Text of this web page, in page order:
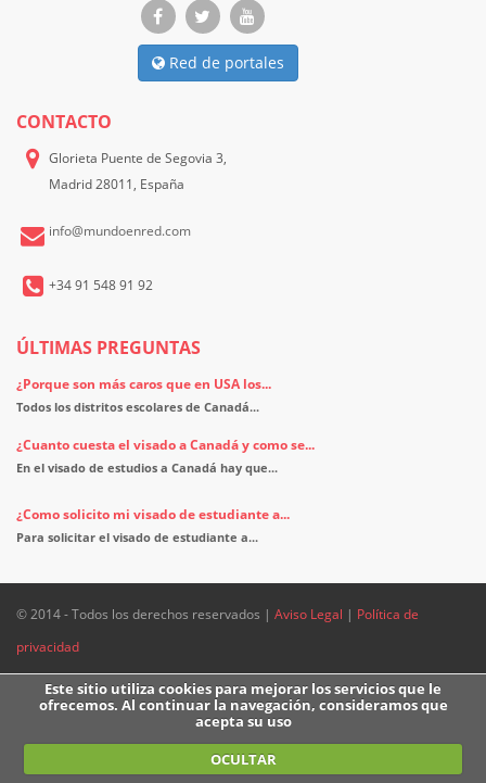
Red de portales
CONTACTO
Glorieta Puente de Segovia 3,
Madrid 28011, España
info@mundoenred.com
+34 91 548 91 92
ÚLTIMAS PREGUNTAS
¿Porque son más caros que en USA los...
Todos los distritos escolares de Canadá...
¿Cuanto cuesta el visado a Canadá y como se...
En el visado de estudios a Canadá hay que...
¿Como solicito mi visado de estudiante a...
Para solicitar el visado de estudiante a...
© 2014 - Todos los derechos reservados | Aviso Legal | Política de
privacidad
Este sitio utiliza cookies para mejorar los servicios que le
ofrecemos. Al continuar la navegación, consideramos que
acepta su uso
OCULTAR